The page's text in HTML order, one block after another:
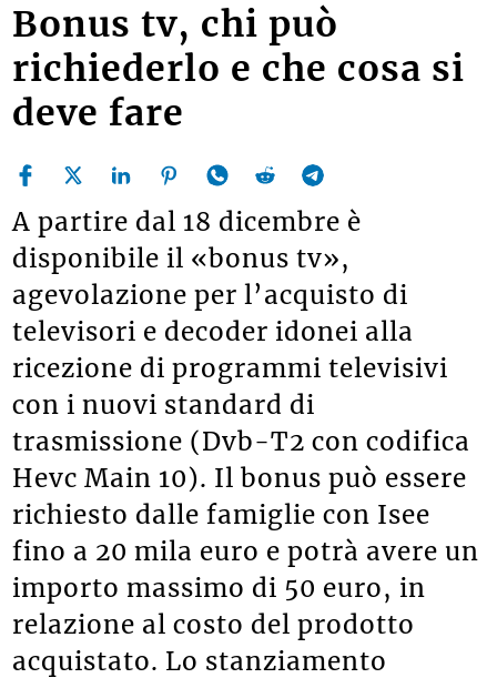
Bonus tv, chi può
richiederlo e che cosa si
deve fare
A partire dal 18 dicembre è
disponibile il «bonus tv»,
agevolazione per l’acquisto di
televisori e decoder idonei alla
ricezione di programmi televisivi
con i nuovi standard di
trasmissione (Dvb-T2 con codifica
Hevc Main 10). Il bonus può essere
richiesto dalle famiglie con Isee
fino a 20 mila euro e potrà avere un
importo massimo di 50 euro, in
relazione al costo del prodotto
acquistato. Lo stanziamento